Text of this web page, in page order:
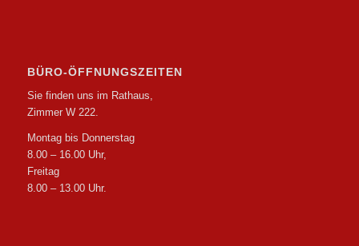
BÜRO-ÖFFNUNGSZEITEN
Sie finden uns im Rathaus,
Zimmer W 222.
Montag bis Donnerstag
8.00 – 16.00 Uhr,
Freitag
8.00 – 13.00 Uhr.